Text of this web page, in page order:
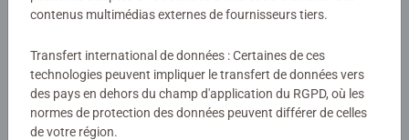
leur coordination œil-main ainsi que leur patience.
Des puzzles au bon niveau de difficulté permettent à
l’enfant de relever des défis à sa portée, renforcent sa
confiance en lui… et procurent un réel plaisir à chaque
étape !
Aucune évaluation n'a encore été
soumise
contenus multimédias externes de fournisseurs tiers.
Transfert international de données : Certaines de ces
technologies peuvent impliquer le transfert de données vers
des pays en dehors du champ d'application du RGPD, où les
normes de protection des données peuvent différer de celles
de votre région.